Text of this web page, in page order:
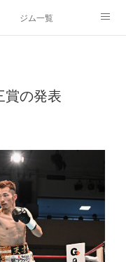
ジム一覧
賞の発表